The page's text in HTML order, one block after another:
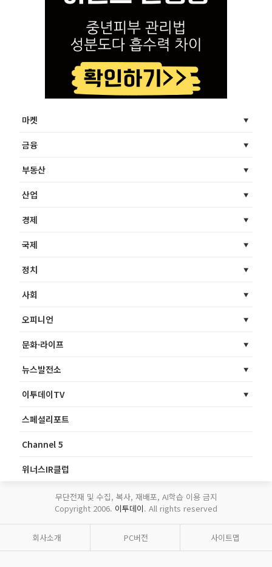
마켓
금융
부동산
산업
경제
국제
정치
사회
오피니언
문화·라이프
뉴스발전소
이투데이TV
스페셜리포트
Channel 5
위너스IR클럽
무단전재 및 수집, 복사, 재배포, AI학습 이용 금지
Copyright 2006. 이투데이. All rights reserved
회사소개 PC버전 사이트맵